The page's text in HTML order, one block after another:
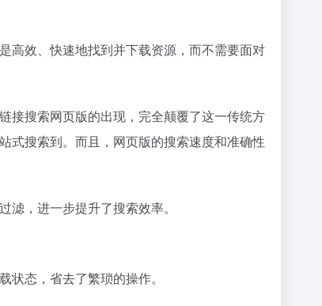
高效、快速地找到并下载资源，而不需要面对
接搜索网页版的出现，完全颠覆了这一传统方
式搜索到。而且，网页版的搜索速度和准确性
，进一步提升了搜索效率。
态，省去了繁琐的操作。